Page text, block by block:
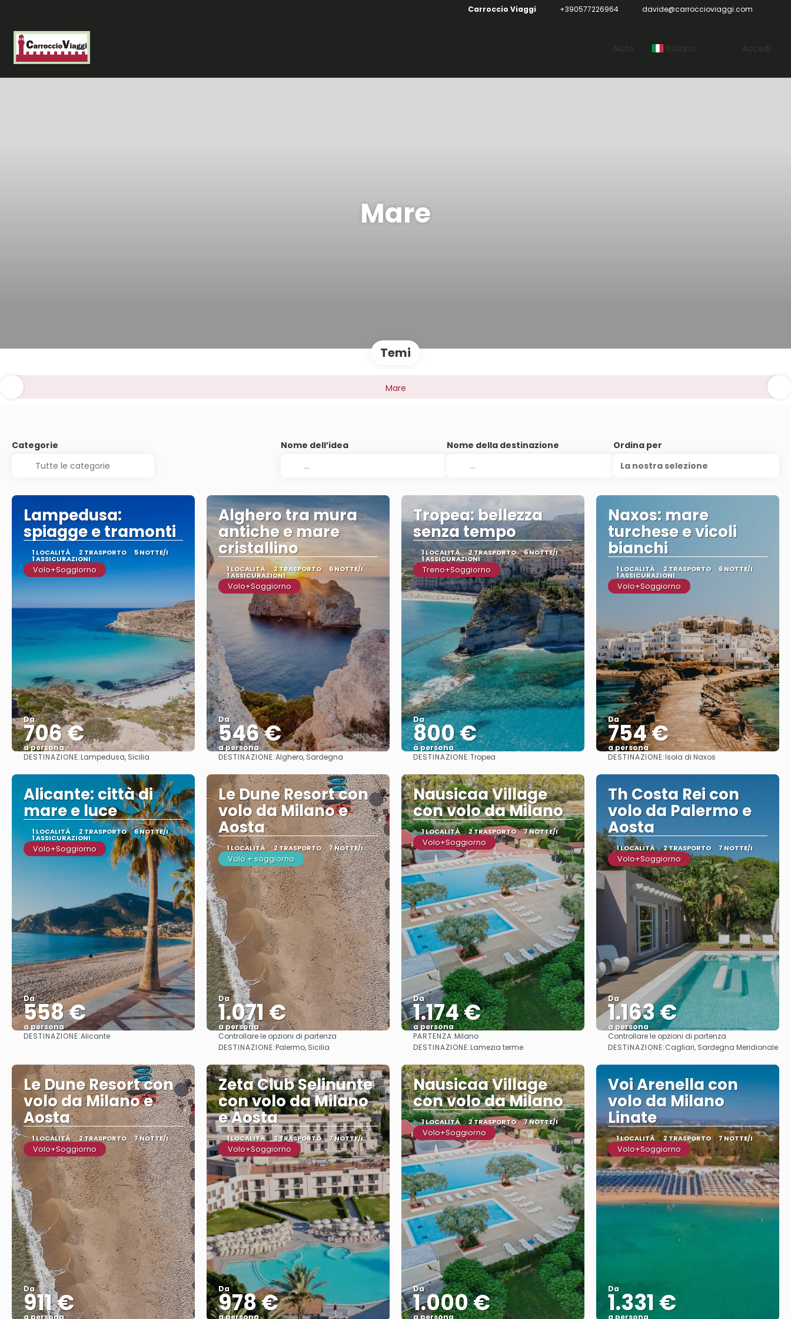
Carroccio Viaggi +390577226964 davide@carroccioviaggi.com
Aiuto Italiano Accedi
Mare
Temi
Mare
Categorie Nome dell’idea Nome della destinazione
Ordina per
La nostra selezione
Lampedusa:
spiagge e tramonti
1 LOCALITÀ 2 TRASPORTO 5 NOTTE/I
1 ASSICURAZIONI
Volo+Soggiorno
Da
706 €
a persona
Vedere
DESTINAZIONE:Lampedusa, Sicilia
Alghero tra mura
antiche e mare
cristallino
1 LOCALITÀ 2 TRASPORTO 6 NOTTE/I
1 ASSICURAZIONI
Volo+Soggiorno
Da
546 €
a persona
Vedere
DESTINAZIONE:Alghero, Sardegna
Tropea: bellezza
senza tempo
1 LOCALITÀ 2 TRASPORTO 6 NOTTE/I
1 ASSICURAZIONI
Treno+Soggiorno
Da
800 €
a persona
Vedere
DESTINAZIONE:Tropea
Naxos: mare
turchese e vicoli
bianchi
1 LOCALITÀ 2 TRASPORTO 6 NOTTE/I
1 ASSICURAZIONI
Volo+Soggiorno
Da
754 €
a persona
Vedere
DESTINAZIONE:Isola di Naxos
Alicante: città di
mare e luce
1 LOCALITÀ 2 TRASPORTO 6 NOTTE/I
1 ASSICURAZIONI
Volo+Soggiorno
Da
558 €
a persona
Vedere
DESTINAZIONE:Alicante
Le Dune Resort con
volo da Milano e
Aosta
1 LOCALITÀ 2 TRASPORTO 7 NOTTE/I
Volo + soggiorno
Da
1.071 €
a persona
Vedere
Controllare le opzioni di partenza
DESTINAZIONE:Palermo, Sicilia
Nausicaa Village
con volo da Milano
1 LOCALITÀ 2 TRASPORTO 7 NOTTE/I
Volo+Soggiorno
Da
1.174 €
a persona
Vedere
PARTENZA:Milano
DESTINAZIONE:Lamezia terme
Th Costa Rei con
volo da Palermo e
Aosta
1 LOCALITÀ 2 TRASPORTO 7 NOTTE/I
Volo+Soggiorno
Da
1.163 €
a persona
Vedere
Controllare le opzioni di partenza
DESTINAZIONE:Cagliari, Sardegna Meridionale
Le Dune Resort con
volo da Milano e
Aosta
1 LOCALITÀ 2 TRASPORTO 7 NOTTE/I
Volo+Soggiorno
Da
911 €
a persona
Zeta Club Selinunte
con volo da Milano
e Aosta
1 LOCALITÀ 2 TRASPORTO 7 NOTTE/I
Volo+Soggiorno
Da
978 €
a persona
Nausicaa Village
con volo da Milano
1 LOCALITÀ 2 TRASPORTO 7 NOTTE/I
Volo+Soggiorno
Da
1.000 €
a persona
Voi Arenella con
volo da Milano
Linate
1 LOCALITÀ 2 TRASPORTO 7 NOTTE/I
Volo+Soggiorno
Da
1.331 €
a persona